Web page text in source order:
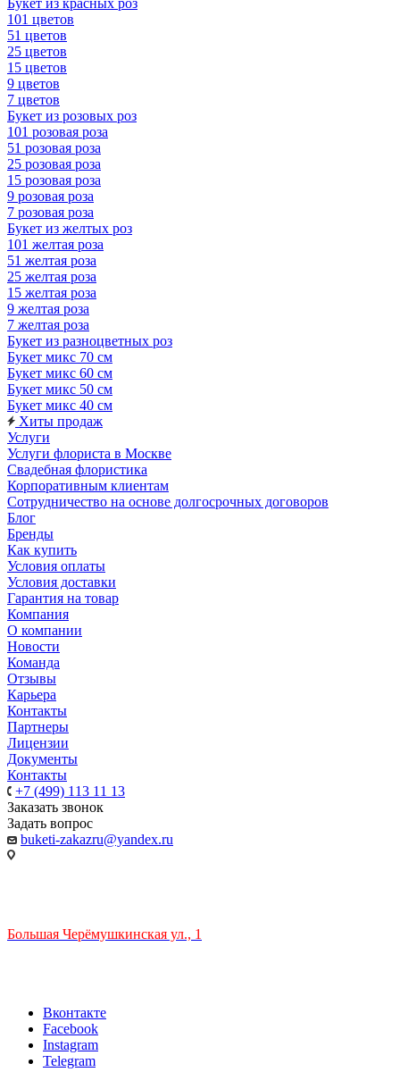
Букет из красных роз
101 цветов
51 цветов
25 цветов
15 цветов
9 цветов
7 цветов
Букет из розовых роз
101 розовая роза
51 розовая роза
25 розовая роза
15 розовая роза
9 розовая роза
7 розовая роза
Букет из желтых роз
101 желтая роза
51 желтая роза
25 желтая роза
15 желтая роза
9 желтая роза
7 желтая роза
Букет из разноцветных роз
Букет микс 70 см
Букет микс 60 см
Букет микс 50 см
Букет микс 40 см
Хиты продаж
Услуги
Услуги флориста в Москве
Свадебная флористика
Корпоративным клиентам
Сотрудничество на основе долгосрочных договоров
Блог
Бренды
Как купить
Условия оплаты
Условия доставки
Гарантия на товар
Компания
О компании
Новости
Команда
Отзывы
Карьера
Контакты
Партнеры
Лицензии
Документы
Контакты
+7 (499) 113 11 13
Заказать звонок
Задать вопрос
buketi-zakazru@yandex.ru
Большая Черёмушкинская ул., 1
Вконтакте
Facebook
Instagram
Telegram